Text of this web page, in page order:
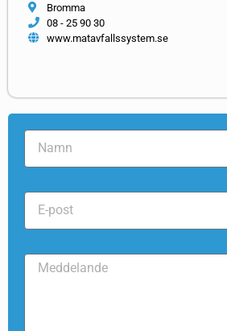
Bromma
08 - 25 90 30
www.matavfallssystem.se